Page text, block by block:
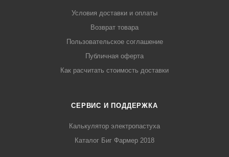
Условия доставки и оплаты
Возврат товара
Пользовательское соглашение
Публичная оферта
Как расчитать стоимость доставки
СЕРВИС И ПОДДЕРЖКА
Калькулятор электропастуха
Каталог Биг Фармер 2018